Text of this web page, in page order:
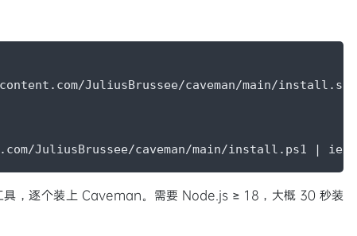
JuliusBrussee/caveman/main/install.sh
JuliusBrussee/caveman/main/install.ps1 | iex
具，逐个装上 Caveman。需要 Node.js ≥ 18，大概 30 秒装